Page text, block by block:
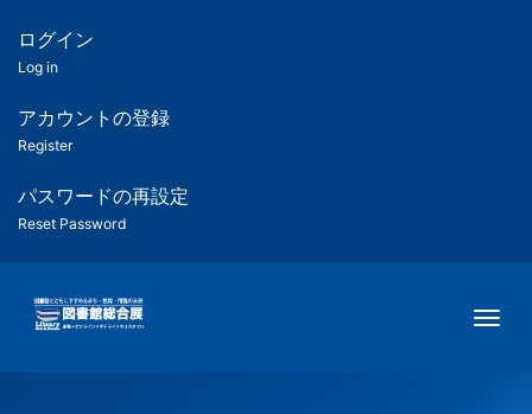
ツ
匿
名
ユ
ー
ー
用
メ
ログイン
Log in
アカウントの登録
Register
パスワードの再設定
Reset Password